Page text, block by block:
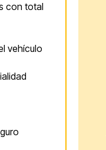
con total
vehículo